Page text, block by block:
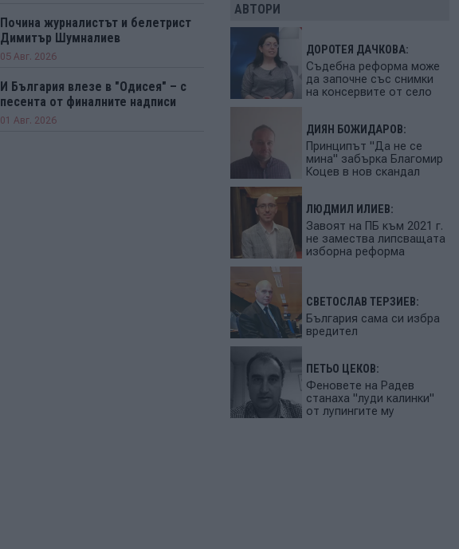
Почина журналистът и белетрист
Димитър Шумналиев
05 Авг. 2026
И България влезе в "Одисея" – с
песента от финалните надписи
01 Авг. 2026
АВТОРИ
ДОРОТЕЯ ДАЧКОВА:
Съдебна реформа може
да започне със снимки
на консервите от село
ДИЯН БОЖИДАРОВ:
Принципът "Да не се
мина" забърка Благомир
Коцев в нов скандал
ЛЮДМИЛ ИЛИЕВ:
Завоят на ПБ към 2021 г.
не замества липсващата
изборна реформа
СВЕТОСЛАВ ТЕРЗИЕВ:
България сама си избра
вредител
ПЕТЬО ЦЕКОВ:
Феновете на Радев
станаха "луди калинки"
от лупингите му